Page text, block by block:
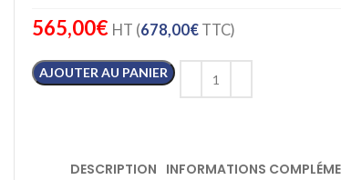
565,00€ HT (678,00€TTC)
AJOUTER AU PANIER
DESCRIPTION INFORMATIONS